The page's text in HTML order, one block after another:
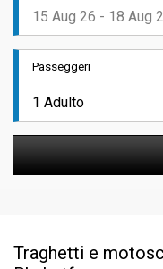
Passeggeri
Traghetti e